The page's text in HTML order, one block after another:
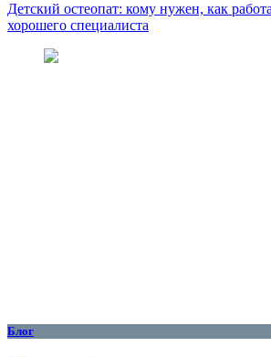
Детский остеопат: кому нужен, как
хорошего специалиста
Блог